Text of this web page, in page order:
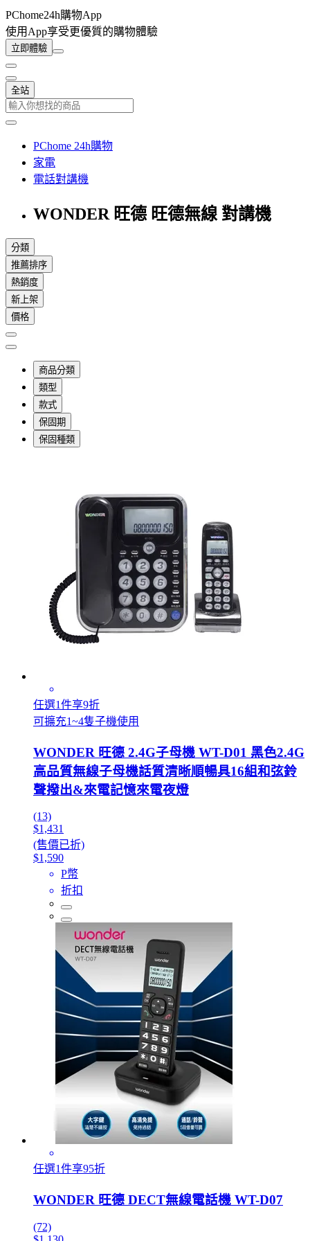
PChome24h購物App
使用App享受更優質的購物體驗
立即體驗
全站
PChome 24h購物
家電
電話對講機
WONDER 旺德 旺德無線 對講機
分類
推薦排序
熱銷度
新上架
價格
商品分類
類型
款式
保固期
保固種類
任選1件享9折
可擴充1~4隻子機使用
WONDER 旺德 2.4G子母機 WT-D01 黑色2.4G
高品質無線子母機話質清晰順暢具16組和弦鈴
聲撥出&來電記憶來電夜燈
(13)
$1,431
(售價已折)
$1,590
P幣
折扣
任選1件享95折
WONDER 旺德 DECT無線電話機 WT-D07
(72)